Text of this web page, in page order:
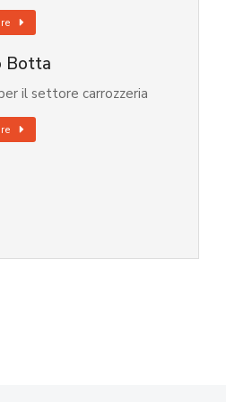
Botta
il settore carrozzeria